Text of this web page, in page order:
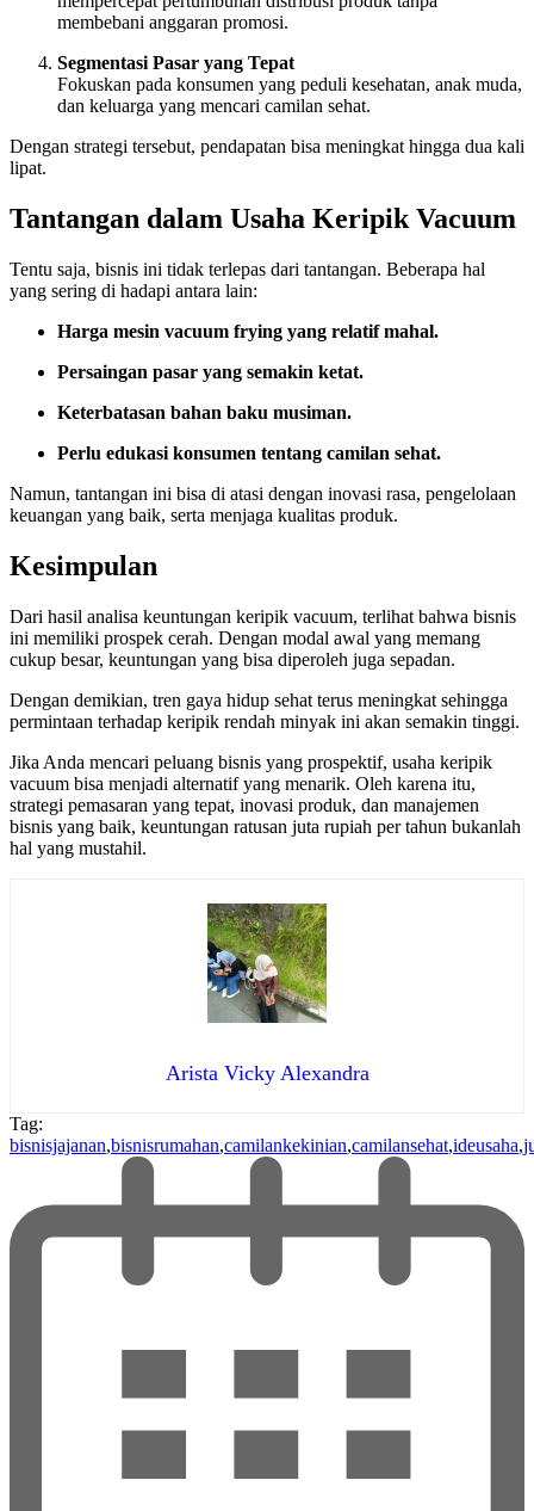
membebani anggaran promosi.
Segmentasi Pasar yang Tepat
Fokuskan pada konsumen yang peduli kesehatan, anak muda,
dan keluarga yang mencari camilan sehat.
Dengan strategi tersebut, pendapatan bisa meningkat hingga dua kali
lipat.
Tantangan dalam Usaha Keripik Vacuum
Tentu saja, bisnis ini tidak terlepas dari tantangan. Beberapa hal
yang sering di hadapi antara lain:
Harga mesin vacuum frying yang relatif mahal.
Persaingan pasar yang semakin ketat.
Keterbatasan bahan baku musiman.
Perlu edukasi konsumen tentang camilan sehat.
Namun, tantangan ini bisa di atasi dengan inovasi rasa, pengelolaan
keuangan yang baik, serta menjaga kualitas produk.
Kesimpulan
Dari hasil analisa keuntungan keripik vacuum, terlihat bahwa bisnis
ini memiliki prospek cerah. Dengan modal awal yang memang
cukup besar, keuntungan yang bisa diperoleh juga sepadan.
Dengan demikian, tren gaya hidup sehat terus meningkat sehingga
permintaan terhadap keripik rendah minyak ini akan semakin tinggi.
Jika Anda mencari peluang bisnis yang prospektif, usaha keripik
vacuum bisa menjadi alternatif yang menarik. Oleh karena itu,
strategi pemasaran yang tepat, inovasi produk, dan manajemen
bisnis yang baik, keuntungan ratusan juta rupiah per tahun bukanlah
hal yang mustahil.
Arista Vicky Alexandra
Tag:
bisnisjajanan,bisnisrumahan,camilankekinian,camilansehat,ideusaha,